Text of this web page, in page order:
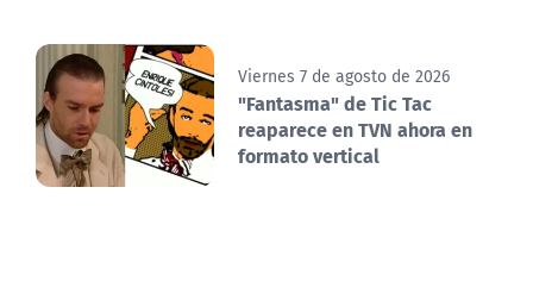
Viernes 7 de agosto de 2026
"Fantasma" de Tic Tac
reaparece en TVN ahora en
formato vertical